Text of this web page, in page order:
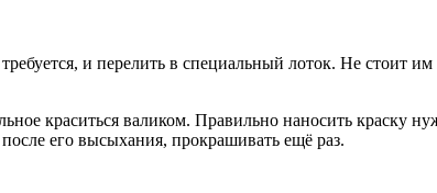
и перелить в специальный лоток. Не стоит им
краситься валиком. Правильно наносить краску
его высыхания, прокрашивать ещё раз.